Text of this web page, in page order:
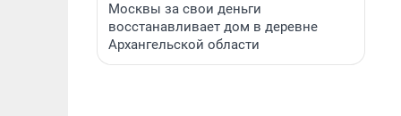
Москвы за свои деньги
восстанавливает дом в деревне
Архангельской области